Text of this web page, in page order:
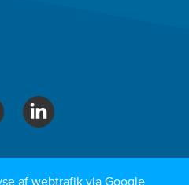
af webtrafik via Google